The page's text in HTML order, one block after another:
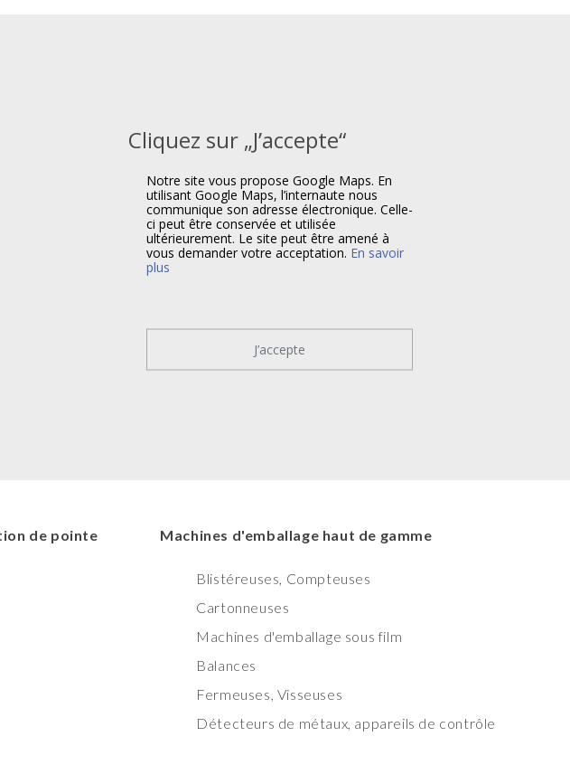
Cliquez sur „J’accepte“
Notre site vous propose Google Maps. En
utilisant Google Maps, l’internaute nous
communique son adresse électronique. Celle-
ci peut être conservée et utilisée
ultérieurement. Le site peut être amené à
vous demander votre acceptation. En savoir
plus
J’accepte
de pointe Machines d'emballage haut de gamme
Blistéreuses, Compteuses
Cartonneuses
Machines d'emballage sous film
Balances
Fermeuses, Visseuses
Détecteurs de métaux, appareils de contrôle